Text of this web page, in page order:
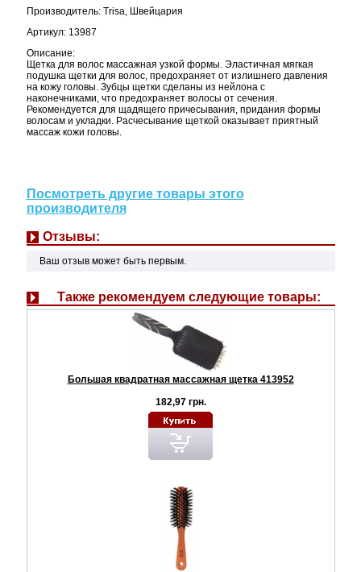
Производитель: Trisa, Швейцария
Артикул: 13987
Описание:
Щетка для волос массажная узкой формы. Эластичная мягкая
подушка щетки для волос, предохраняет от излишнего давления
на кожу головы. Зубцы щетки сделаны из нейлона с
наконечниками, что предохраняет волосы от сечения.
Рекомендуется для щадящего причесывания, придания формы
волосам и укладки. Расчесывание щеткой оказывает приятный
массаж кожи головы.
Посмотреть другие товары этого
производителя
Отзывы:
Ваш отзыв может быть первым.
Также рекомендуем следующие товары:
Большая квадратная массажная щетка 413952
182,97 грн.